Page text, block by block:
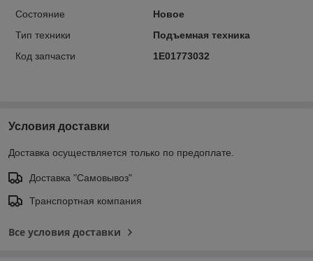
Состояние
Новое
Тип техники
Подъемная техника
Код запчасти
1E01773032
Условия доставки
Доставка осуществляется только по предоплате.
Доставка "Самовывоз"
Транспортная компания
Все условия доставки